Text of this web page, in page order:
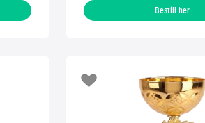
Bestill her